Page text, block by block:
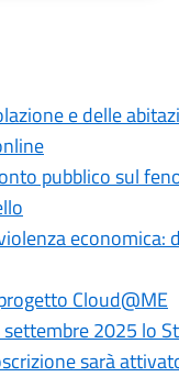
e delle
pubblico sul
Cloud@ME
2025 lo
sarà